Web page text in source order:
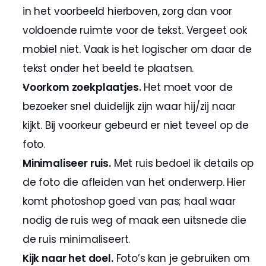
in het voorbeeld hierboven, zorg dan voor
voldoende ruimte voor de tekst. Vergeet ook
mobiel niet. Vaak is het logischer om daar de
tekst onder het beeld te plaatsen.
Voorkom zoekplaatjes. Het moet voor de
bezoeker snel duidelijk zijn waar hij/zij naar
kijkt. Bij voorkeur gebeurd er niet teveel op de
foto.
Minimaliseer ruis. Met ruis bedoel ik details op
de foto die afleiden van het onderwerp. Hier
komt photoshop goed van pas; haal waar
nodig de ruis weg of maak een uitsnede die
de ruis minimaliseert.
Kijk naar het doel. Foto’s kan je gebruiken om